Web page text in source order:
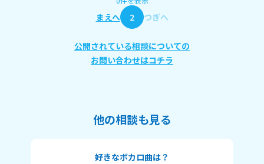
まえへ 2 つぎへ
公開されている相談についての
お問い合わせはコチラ
他の相談も見る
好きなボカロ曲は？